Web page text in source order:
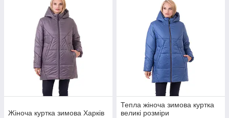
Жіноча куртка зимова Харків
Тепла жіноча зимова куртка
великі розміри